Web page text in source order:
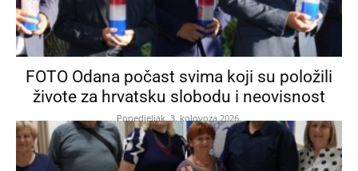
FOTO Odana počast svima koji su položili
živote za hrvatsku slobodu i neovisnost
Ponedjeljak, 3. kolovoza 2026.